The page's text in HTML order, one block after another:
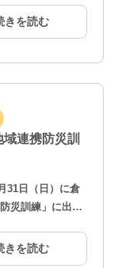
）の登壇企業
展するととも
きを読む
連携防災訓
31日（日）に倉
災訓練」に出展
地震などの大規
防、企業などが
きを読む